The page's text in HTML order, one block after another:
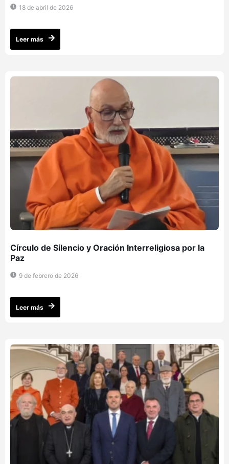
18 de abril de 2026
Leer más
Círculo de Silencio y Oración Interreligiosa por la
Paz
9 de febrero de 2026
Leer más